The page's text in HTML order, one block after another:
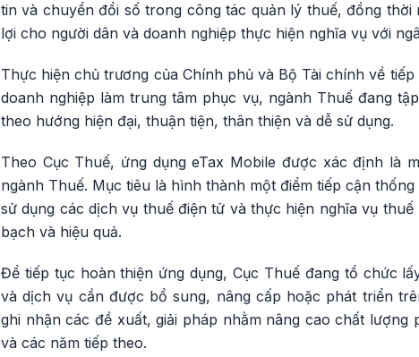
tin và chuyển đổi số trong công tác quản lý thuế, đồng
lợi cho người dân và doanh nghiệp thực hiện nghĩa vụ với
Thực hiện chủ trương của Chính phủ và Bộ Tài chính về
doanh nghiệp làm trung tâm phục vụ, ngành Thuế đang
theo hướng hiện đại, thuận tiện, thân thiện và dễ sử dụng.
Theo Cục Thuế, ứng dụng eTax Mobile được xác định là
ngành Thuế. Mục tiêu là hình thành một điểm tiếp cận
sử dụng các dịch vụ thuế điện tử và thực hiện nghĩa vụ
bạch và hiệu quả.
Để tiếp tục hoàn thiện ứng dụng, Cục Thuế đang tổ chức
và dịch vụ cần được bổ sung, nâng cấp hoặc phát triển
ghi nhận các đề xuất, giải pháp nhằm nâng cao chất
và các năm tiếp theo.